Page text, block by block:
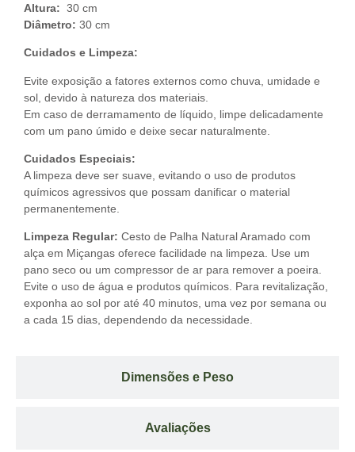
Dimensões e Peso
Avaliações
Altura: 30 cm
Diâmetro: 30 cm
Cuidados e Limpeza:
Evite exposição a fatores externos como chuva, umidade e
sol, devido à natureza dos materiais.
Em caso de derramamento de líquido, limpe delicadamente
com um pano úmido e deixe secar naturalmente.
Cuidados Especiais:
A limpeza deve ser suave, evitando o uso de produtos
químicos agressivos que possam danificar o material
permanentemente.
Limpeza Regular: Cesto de Palha Natural Aramado com
alça em Miçangas oferece facilidade na limpeza. Use um
pano seco ou um compressor de ar para remover a poeira.
Evite o uso de água e produtos químicos. Para revitalização,
exponha ao sol por até 40 minutos, uma vez por semana ou
a cada 15 dias, dependendo da necessidade.